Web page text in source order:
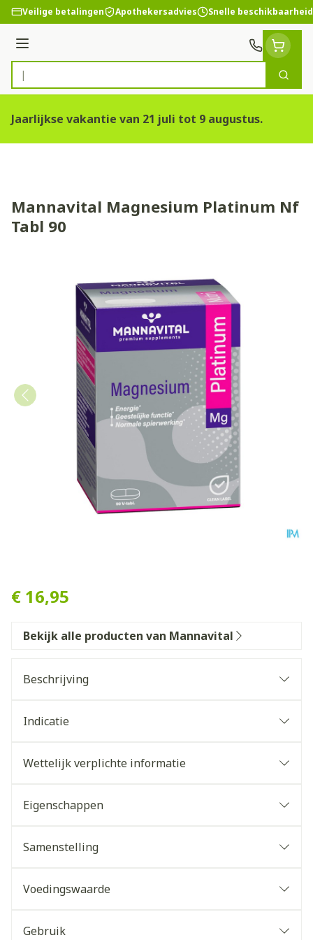
Ga naar de inhoud
Veilige betalingen Apothekersadvies Snelle beschikbaarheid
Menu
Product, merk, categorie...
Zoek
Jaarlijkse vakantie van 21 juli tot 9 augustus.
Mannavital Magnesium Platinum Nf
Tabl 90
€ 16,95
Bekijk alle producten van Mannavital
Beschrijving
Indicatie
Wettelijk verplichte informatie
Eigenschappen
Samenstelling
Voedingswaarde
Gebruik